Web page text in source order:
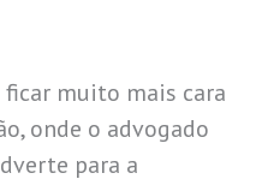
ficar muito mais cara
onde o advogado
para a